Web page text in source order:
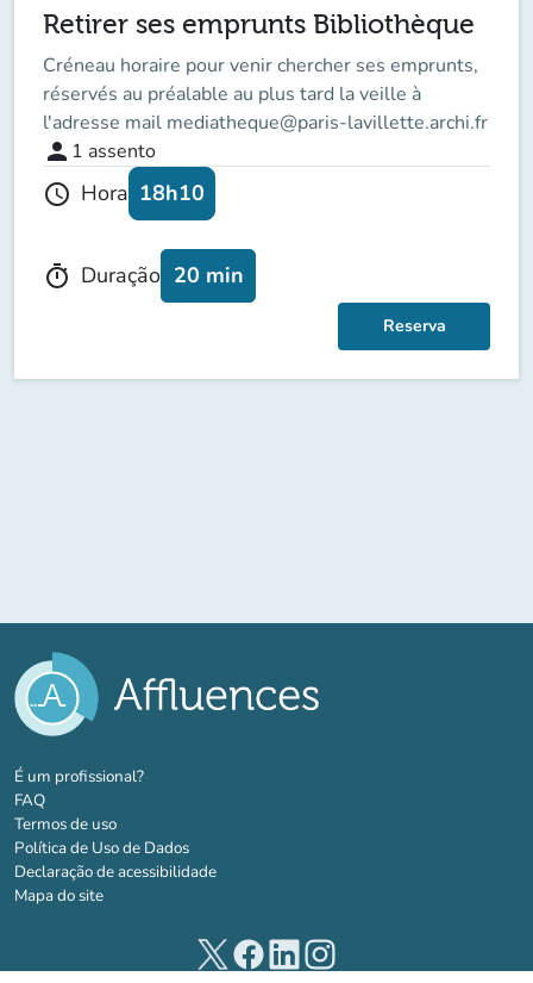
Retirer ses emprunts Bibliothèque
Créneau horaire pour venir chercher ses emprunts,
réservés au préalable au plus tard la veille à
l'adresse mail mediatheque@paris-lavillette.archi.fr
person 1 assento
schedule Hora 18h10
timer Duração 20 min
Reserva
É um profissional?(novo separador)
FAQ
Termos de uso
Política de Uso de Dados
Declaração de acessibilidade
Mapa do site
(novo separador)
(novo separador)
(novo separador)